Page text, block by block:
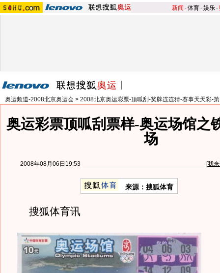
新闻 -体育-娱乐-
奥运频道-2008北京奥运会 > 2008北京奥运彩票-顶呱刮-奖牌连连猜-赛事天天彩-
奥运彩票顶呱刮票样-奥运场馆之
场
2008年08月06日19:53 [我
来源：搜狐体育
搜狐体育讯